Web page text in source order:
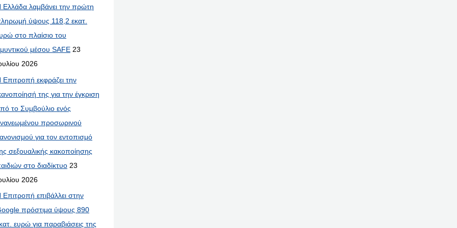
Ελλάδα λαμβάνει την πρώτη
ύψους 118,2 εκατ.
στο πλαίσιο του
μέσου SAFE 23
2026
Επιτροπή εκφράζει την
της για την έγκριση
το Συμβούλιο ενός
προσωρινού
για τον εντοπισμό
σεξουαλικής κακοποίησης
στο διαδίκτυο 23
2026
Επιτροπή επιβάλλει στην
πρόστιμα ύψους 890
ευρώ για παραβιάσεις της